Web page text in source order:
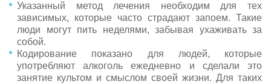
Указанный метод лечения необходим для тех
зависимых, которые часто страдают запоем. Такие
люди могут пить неделями, забывая ухаживать за
собой.
Кодирование показано для людей, которые
употребляют алкоголь ежедневно и сделали это
занятие культом и смыслом своей жизни. Для таких